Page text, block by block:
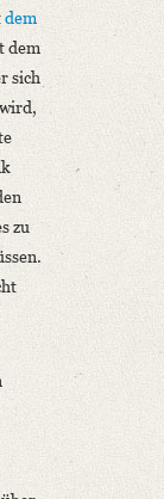
dem
dem
sich
zu